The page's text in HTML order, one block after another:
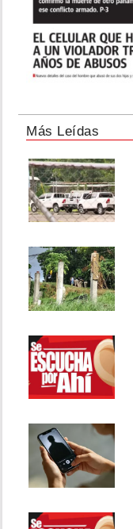
Más Leídas